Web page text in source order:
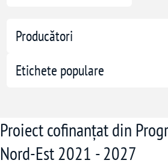
Producători
Etichete populare
Proiect cofinanțat din
Nord-Est 2021 - 2027